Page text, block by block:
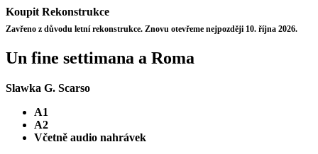
Koupit Rekonstrukce
Zavřeno z důvodu letní rekonstrukce. Znovu otevřeme nejpozději 10. října 2026.
Un fine settimana a Roma
Slawka G. Scarso
A1
A2
Včetně audio nahrávek